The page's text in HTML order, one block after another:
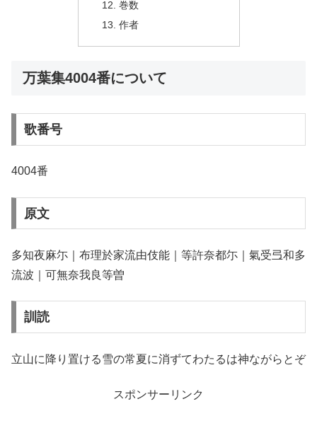
巻数
作者
万葉集4004番について
歌番号
4004番
原文
多知夜麻尓｜布理於家流由伎能｜等許奈都尓｜氣受弖和多
流波｜可無奈我良等曽
訓読
立山に降り置ける雪の常夏に消ずてわたるは神ながらとぞ
スポンサーリンク